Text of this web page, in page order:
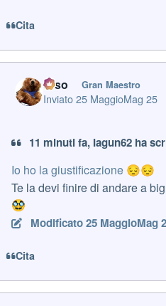
Cita
orso Gran Maestro
Inviato25 MaggioMag 25
11 minuti fa, Iagun62 ha
Io ho la giustificazione 😔😔
Te la devi finire di andare a
🥸
Modificato25 MaggioMag
Cita